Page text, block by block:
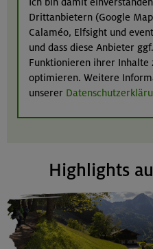
Drittanbietern (Google
Calaméo, Elfsight und
und dass diese Anbieter
Funktionieren ihrer Inhalte
optimieren. Weitere
unserer
Highlights